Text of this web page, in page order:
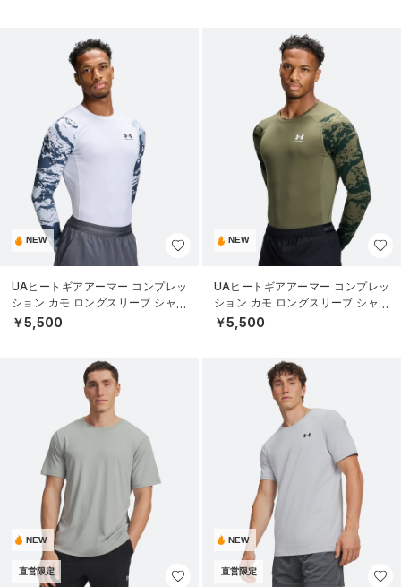
NEW
UAヒートギアアーマー コンプレッ
ション カモ ロングスリーブ シャツ
（トレーニング/MEN）
￥5,500
NEW
UAヒートギアアーマー コンプレッ
ション カモ ロングスリーブ シャツ
（トレーニング/MEN）
￥5,500
NEW
直営限定
NEW
直営限定